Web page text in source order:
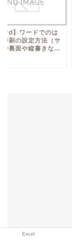
】ワードでのは
印刷の設定方法（サ
や裏面や縦書きな...
Excel